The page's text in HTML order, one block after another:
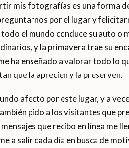
mis fotografías es una forma
por el lugar y
el mundo conduce su auto o
y la primavera trae su
ha enseñado a valorar todo lo
que la aprecien y la preserven.
afecto por este lugar, y a
pido a los visitantes que
que recibo en línea me
a salir cada día en busca de